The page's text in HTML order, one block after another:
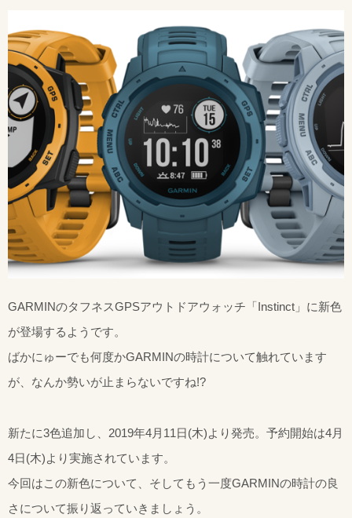
GARMINのタフネスGPSアウトドアウォッチ「Instinct」に新色
が登場するようです。
ばかにゅーでも何度かGARMINの時計について触れています
が、なんか勢いが止まらないですね!?
新たに3色追加し、2019年4月11日(木)より発売。予約開始は4月
4日(木)より実施されています。
今回はこの新色について、そしてもう一度GARMINの時計の良
さについて振り返っていきましょう。